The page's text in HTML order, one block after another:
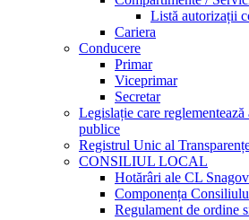
Listă autorizații
Cariera
Conducere
Primar
Viceprimar
Secretar
Legislație care
publice
Registrul Unic al
CONSILIUL LOCAL
Hotărâri ale CL Snagov
Componența
Regulament de ordine